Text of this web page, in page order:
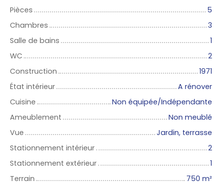
Pièces
5
Chambres
3
Salle de bains
1
WC
2
Construction
1971
État intérieur
A rénover
Cuisine
Non équipée/Indépendante
Ameublement
Non meublé
Vue
Jardin, terrasse
Stationnement intérieur
2
Stationnement extérieur
1
Terrain
750 m²